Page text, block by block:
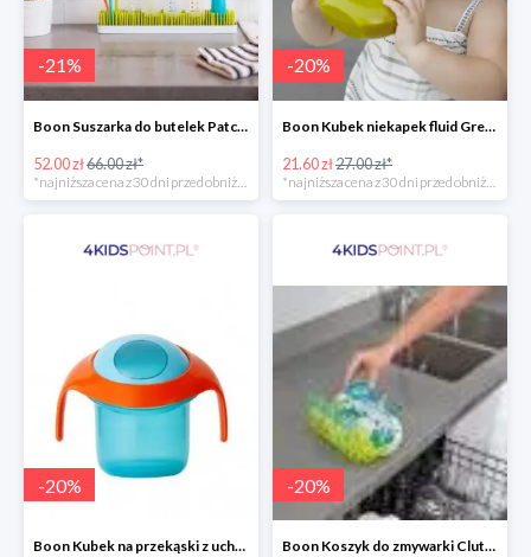
-21%
Boon Suszarka do butelek Patch -20%
52.00 zł66.00 zł*
*najniższa cena z 30 dni przed obniżką
-20%
Boon Kubek niekapek fluid Green/Blue -20%
21.60 zł27.00 zł*
*najniższa cena z 30 dni przed obniżką
-20%
Boon Kubek na przekąski z uchwytami -20%
-20%
Boon Koszyk do zmywarki Clutch -20%